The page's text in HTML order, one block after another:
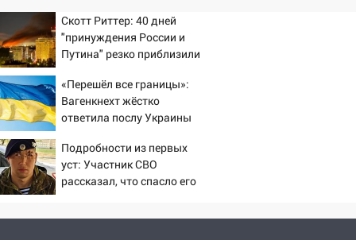
поддержать «Симбирскую чебурашку»
на фестивале «ФормАРТ»
18:11
Ульяновская область стала
пилотным регионом проекта
«Культурное долголетие»
17:23
Прогноз погоды в Ульяновской
области на 8 августа
17:16
В реанимацию Ульяновской
областной больницы поступили шесть
Скотт Риттер: 40 дней
"принуждения России и
Путина" резко приблизили
«Перешёл все границы»:
Вагенкнехт жёстко
ответила послу Украины
Подробности из первых
уст: Участник СВО
рассказал, что спасло его